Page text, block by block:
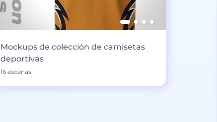
Mockups de colección de camisetas
deportivas
16 escenas